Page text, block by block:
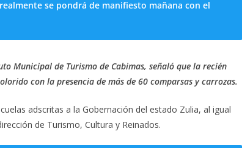
se pondrá de manifiesto mañana con el
Municipal de Turismo de Cabimas, señaló que la recién
con la presencia de más de 60 comparsas y carrozas.
adscritas a la Gobernación del estado Zulia, al igual
de Turismo, Cultura y Reinados.